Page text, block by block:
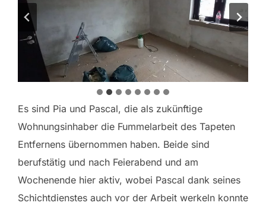
Es sind Pia und Pascal, die als zukünftige
Wohnungsinhaber die Fummelarbeit des Tapeten
Entfernens übernommen haben. Beide sind
berufstätig und nach Feierabend und am
Wochenende hier aktiv, wobei Pascal dank seines
Schichtdienstes auch vor der Arbeit werkeln konnte